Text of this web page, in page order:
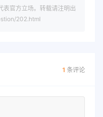
表官方立场。转载请注明出
202.html
1 条评论